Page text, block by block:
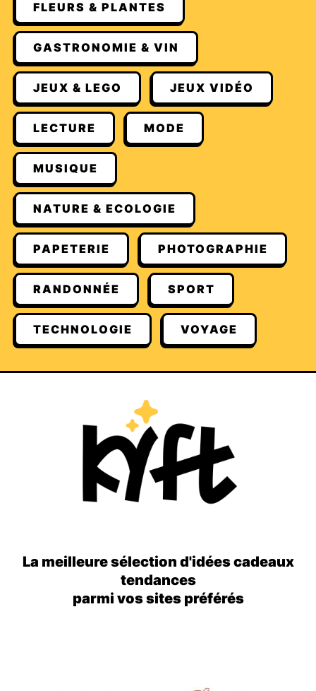
FLEURS & PLANTES
GASTRONOMIE & VIN
JEUX & LEGO JEUX VIDÉO
LECTURE MODE
MUSIQUE
NATURE & ECOLOGIE
PAPETERIE PHOTOGRAPHIE
RANDONNÉE SPORT
TECHNOLOGIE VOYAGE
La meilleure sélection d'idées cadeaux
tendances
parmi vos sites préférés